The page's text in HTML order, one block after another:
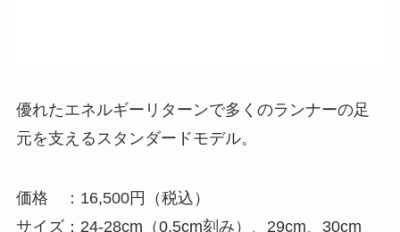
優れたエネルギーリターンで多くのランナーの足
元を支えるスタンダードモデル。
価格 ：16,500円（税込）
サイズ：24-28cm（0.5cm刻み）、29cm、30cm